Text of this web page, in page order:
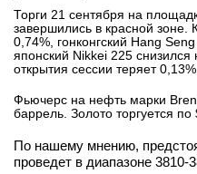
Торги 21 сентября на
завершились в красной зоне.
0,74%, гонконгский Hang
японский Nikkei 225
открытия сессии теряет 0,13%.
Фьючерс на нефть марки
баррель. Золото торгуется
По нашему мнению,
проведет в диапазоне 3810-